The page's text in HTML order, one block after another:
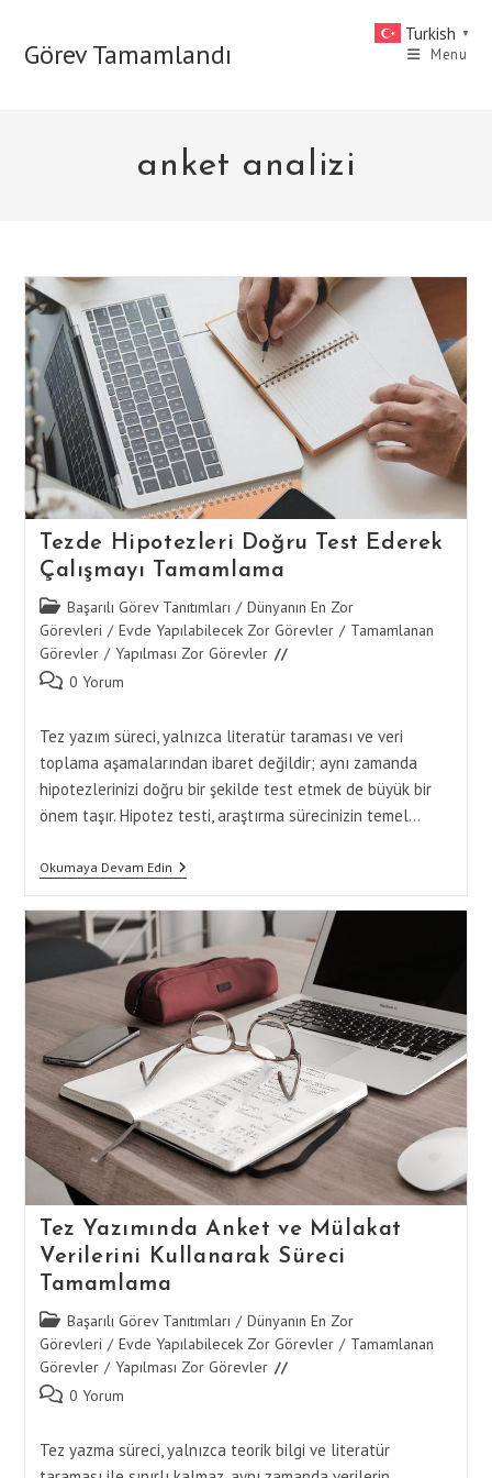
contentGörev Tamamlandı Menu
anket analizi
Tezde Hipotezleri Doğru Test Ederek
Çalışmayı Tamamlama
Post
category:
Başarılı Görev Tanıtımları / Dünyanın En Zor
Görevleri / Evde Yapılabilecek Zor Görevler / Tamamlanan
Görevler / Yapılması Zor Görevler
Post 0 Yorum
Tez yazım süreci, yalnızca literatür taraması ve veri
toplama aşamalarından ibaret değildir; aynı zamanda
hipotezlerinizi doğru bir şekilde test etmek de büyük bir
önem taşır. Hipotez testi, araştırma sürecinizin temel…
Okumaya Devam EdinTezde
Hipotezleri
Ederek
Çalışmayı
Tamamlama
Tez Yazımında Anket ve Mülakat
Verilerini Kullanarak Süreci
Tamamlama
Post
category:
Başarılı Görev Tanıtımları / Dünyanın En Zor
Görevleri / Evde Yapılabilecek Zor Görevler / Tamamlanan
Görevler / Yapılması Zor Görevler
Post 0 Yorum
Tez yazma süreci, yalnızca teorik bilgi ve literatür
Turkish ▼